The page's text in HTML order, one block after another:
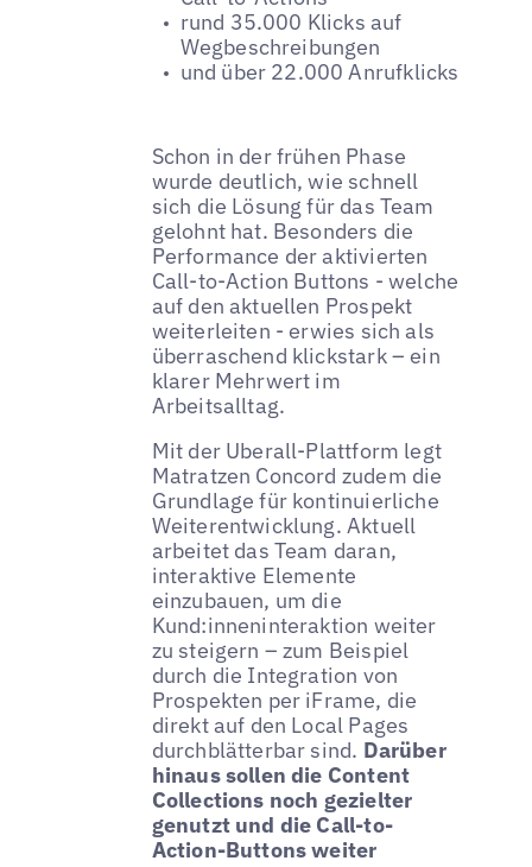
rund 35.000 Klicks auf
Wegbeschreibungen
und über 22.000 Anrufklicks
Schon in der frühen Phase
wurde deutlich, wie schnell
sich die Lösung für das Team
gelohnt hat. Besonders die
Performance der aktivierten
Call-to-Action Buttons - welche
auf den aktuellen Prospekt
weiterleiten - erwies sich als
überraschend klickstark – ein
klarer Mehrwert im
Arbeitsalltag.
Mit der Uberall-Plattform legt
Matratzen Concord zudem die
Grundlage für kontinuierliche
Weiterentwicklung. Aktuell
arbeitet das Team daran,
interaktive Elemente
einzubauen, um die
Kund:inneninteraktion weiter
zu steigern – zum Beispiel
durch die Integration von
Prospekten per iFrame, die
direkt auf den Local Pages
durchblätterbar sind. Darüber
hinaus sollen die Content
Collections noch gezielter
genutzt und die Call-to-
Action-Buttons weiter